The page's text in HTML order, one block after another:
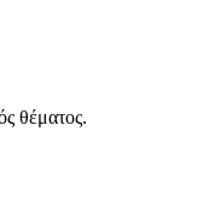
θέματος.